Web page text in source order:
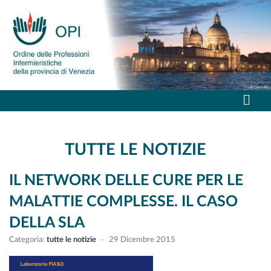
TUTTE LE NOTIZIE
IL NETWORK DELLE CURE PER LE
MALATTIE COMPLESSE. IL CASO
DELLA SLA
Categoria: tutte le notizie 29 Dicembre 2015